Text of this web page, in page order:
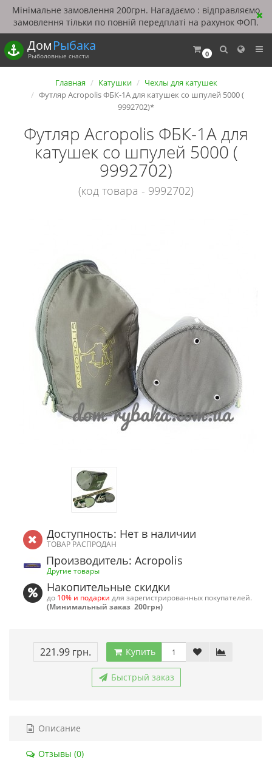
Мінімальне замовлення 200грн. Нагадаємо : відправляємо
замовлення тільки по повній передплаті на рахунок ФОП.
0
ДомРыбака
Рыболовные снасти
Главная Катушки
Чехлы для катушек
Футляр Acropolis ФБК-1А для катушек со шпулей 5000 (
9992702)*
Футляр Acropolis ФБК-1А для
катушек со шпулей 5000 (
9992702)
(код товара - 9992702)
Доступность: Нет в наличии
ТОВАР РАСПРОДАН
Производитель: Acropolis
Другие товары
Накопительные скидки
до 10% и подарки для зарегистрированных покупателей.
(Минимальный заказ 200грн)
221.99 грн. Купить
Быстрый заказ
Описание
Отзывы (0)